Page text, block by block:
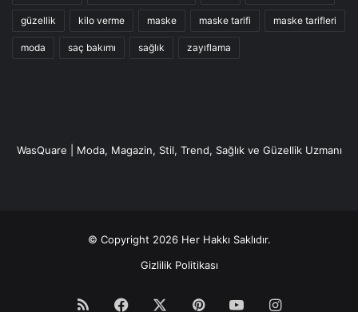
güzellik kilo verme maske maske tarifi maske tarifleri
moda saç bakımı sağlık zayıflama
WasQuare | Moda, Magazin, Stil, Trend, Sağlık ve Güzellik Uzmanı
© Copyright 2026 Her Hakkı Saklıdır.
Gizlilik Politikası
RSS Facebook PinterestYouTubeInstagram